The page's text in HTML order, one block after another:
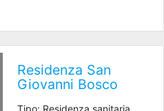
Residenza San
Giovanni Bosco
Tipo: Residenza sanitaria